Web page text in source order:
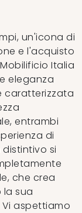
un'icona di
e l'acquisto
Italia
eleganza
caratterizzata
entrambi
di
si
che crea
sua
aspettiamo